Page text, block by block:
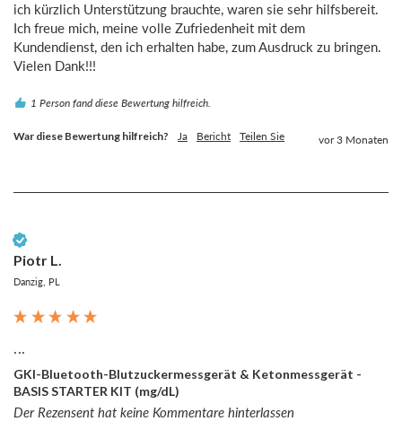
ich kürzlich Unterstützung brauchte, waren sie sehr hilfsbereit.
Ich freue mich, meine volle Zufriedenheit mit dem
Kundendienst, den ich erhalten habe, zum Ausdruck zu bringen.
Vielen Dank!!!
1 Person fand diese Bewertung hilfreich.
War diese Bewertung hilfreich? Ja Bericht Teilen Sie vor 3 Monaten
Piotr L.
Danzig, PL
...
GKI-Bluetooth-Blutzuckermessgerät & Ketonmessgerät -
BASIS STARTER KIT (mg/dL)
Der Rezensent hat keine Kommentare hinterlassen